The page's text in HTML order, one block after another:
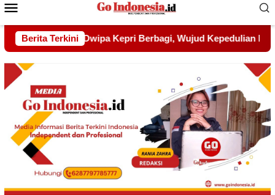
Mobile
Berita Terkini
Kepedulian kepada Pondok Tahfidz Yatim dan Dhuafa Al-